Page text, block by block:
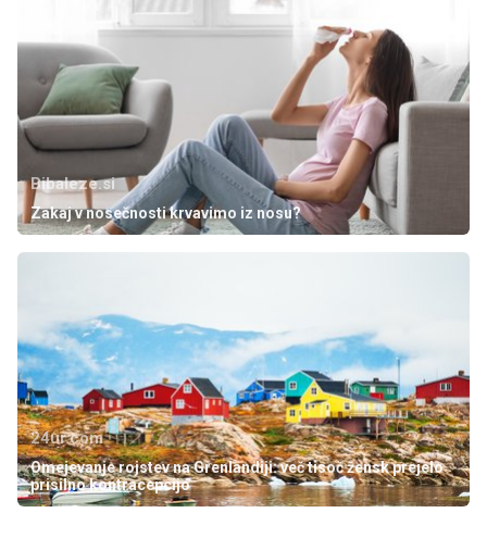
Bibaleze.si
Zakaj v nosečnosti krvavimo iz nosu?
24ur.com
Omejevanje rojstev na Grenlandiji: več tisoč žensk prejelo
prisilno kontracepcijo